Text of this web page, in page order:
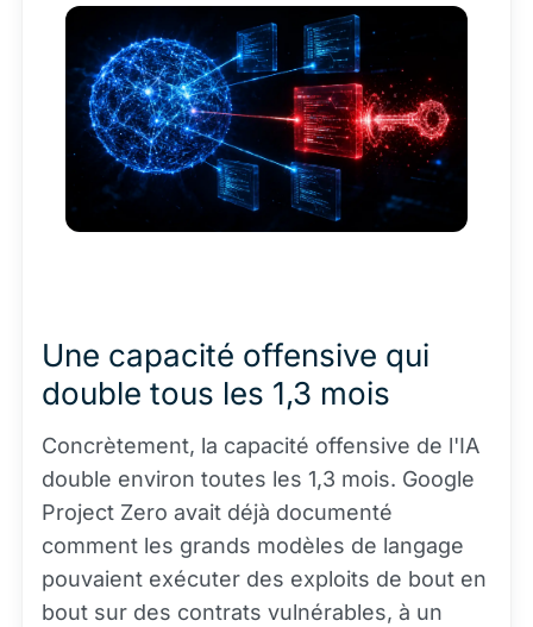
Une capacité offensive qui
double tous les 1,3 mois
Concrètement, la capacité offensive de l'IA
double environ toutes les 1,3 mois. Google
Project Zero avait déjà documenté
comment les grands modèles de langage
pouvaient exécuter des exploits de bout en
bout sur des contrats vulnérables, à un